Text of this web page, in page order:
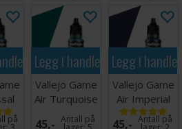
på
Legg i handlekurven
Vallejo Game
Air Turquoise
45,- Antall på
Legg i
Vallejo Game
Air Imperial
Blue
45,- Antall på